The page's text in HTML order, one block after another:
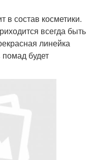
в состав косметики.
всегда быть
линейка
будет